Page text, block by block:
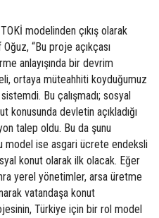
modelinden çıkış olarak
“Bu proje açıkçası
anlayışında bir devrim
ortaya müteahhiti koyduğumuz
Bu çalışmadı; sosyal
devletin açıkladığı
talep oldu. Bu da şunu
model ise asgari ücrete endeksli
konut olarak ilk olacak. Eğer
yerel yönetimler, arsa üretme
vatandaşa konut
Türkiye için bir rol model